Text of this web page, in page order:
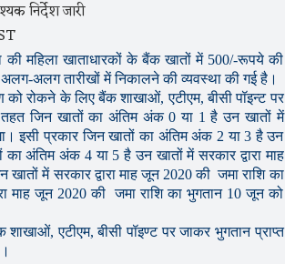
महिला खाताधारकों के बैंक खातों में 500/-रूपये की
अलग तारीखों में निकालने की व्यवस्था की गई है।
रोकने के लिए बैंक शाखाओं, एटीएम, बीसी पॉइन्ट पर
तहत जिन खातों का अंतिम अंक 0 या 1 है उन खातों में
इसी प्रकार जिन खातों का अंतिम अंक 2 या 3 है उन
अंतिम अंक 4 या 5 है उन खातों में सरकार द्वारा माह
में सरकार द्वारा माह जून 2020 की जमा राशि का
माह जून 2020 की जमा राशि का भुगतान 10 जून को
एटीएम, बीसी पॉइण्ट पर जाकर भुगतान प्राप्त